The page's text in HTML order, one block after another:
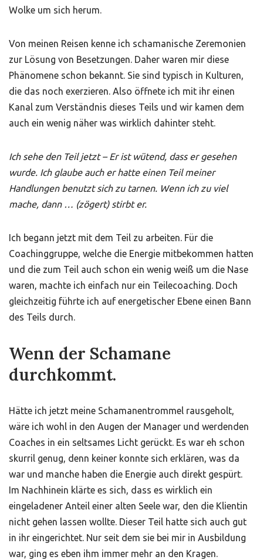
Wolke um sich herum.
Von meinen Reisen kenne ich schamanische Zeremonien
zur Lösung von Besetzungen. Daher waren mir diese
Phänomene schon bekannt. Sie sind typisch in Kulturen,
die das noch exerzieren. Also öffnete ich mit ihr einen
Kanal zum Verständnis dieses Teils und wir kamen dem
auch ein wenig näher was wirklich dahinter steht.
Ich sehe den Teil jetzt – Er ist wütend, dass er gesehen
wurde. Ich glaube auch er hatte einen Teil meiner
Handlungen benutzt sich zu tarnen. Wenn ich zu viel
mache, dann … (zögert) stirbt er.
Ich begann jetzt mit dem Teil zu arbeiten. Für die
Coachinggruppe, welche die Energie mitbekommen hatten
und die zum Teil auch schon ein wenig weiß um die Nase
waren, machte ich einfach nur ein Teilecoaching. Doch
gleichzeitig führte ich auf energetischer Ebene einen Bann
des Teils durch.
Wenn der Schamane
durchkommt.
Hätte ich jetzt meine Schamanentrommel rausgeholt,
wäre ich wohl in den Augen der Manager und werdenden
Coaches in ein seltsames Licht gerückt. Es war eh schon
skurril genug, denn keiner konnte sich erklären, was da
war und manche haben die Energie auch direkt gespürt.
Im Nachhinein klärte es sich, dass es wirklich ein
eingeladener Anteil einer alten Seele war, den die Klientin
nicht gehen lassen wollte. Dieser Teil hatte sich auch gut
in ihr eingerichtet. Nur seit dem sie bei mir in Ausbildung
war, ging es eben ihm immer mehr an den Kragen.